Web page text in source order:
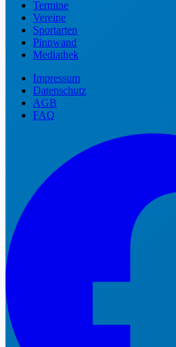
Termine
Vereine
Sportarten
Pinnwand
Mediathek
Impressum
Datenschutz
AGB
FAQ